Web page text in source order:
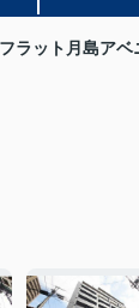
ラット月島アベ